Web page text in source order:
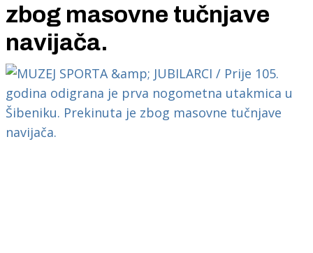
zbog masovne tučnjave
navijača.